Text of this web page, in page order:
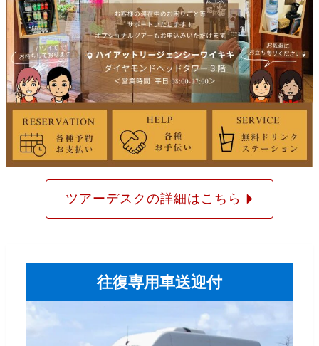
ツアーデスクの詳細はこちら
往復専用車送迎付